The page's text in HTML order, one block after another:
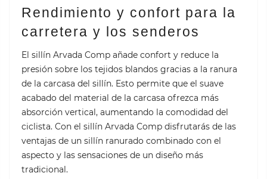
Rendimiento y confort para la
carretera y los senderos
El sillín Arvada Comp añade confort y reduce la
presión sobre los tejidos blandos gracias a la ranura
de la carcasa del sillín. Esto permite que el suave
acabado del material de la carcasa ofrezca más
absorción vertical, aumentando la comodidad del
ciclista. Con el sillín Arvada Comp disfrutarás de las
ventajas de un sillín ranurado combinado con el
aspecto y las sensaciones de un diseño más
tradicional.